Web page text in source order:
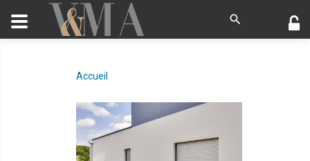
Accueil